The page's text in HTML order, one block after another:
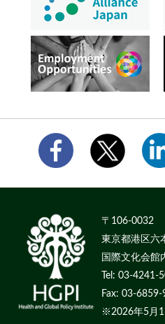
〒106-0032
東京都港区六
国際文化会館
Tel: 03-4241-
Fax: 03-6859-
※2026年5月1